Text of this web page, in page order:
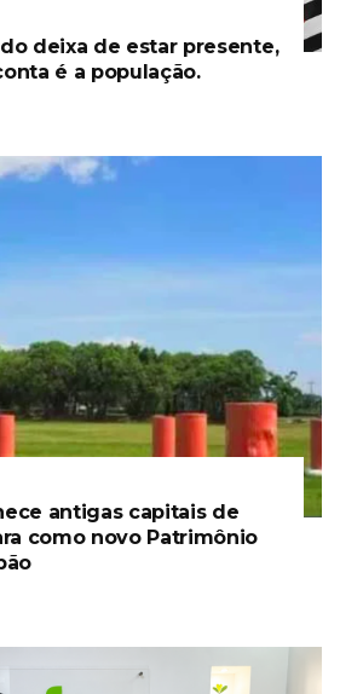
deixa de estar presente,
é a população.
antigas capitais de
como novo Patrimônio